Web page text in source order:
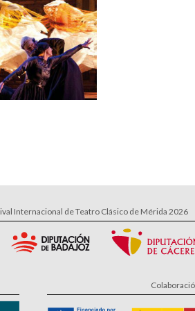
Internacional de Teatro Clásico de Mérida 2026